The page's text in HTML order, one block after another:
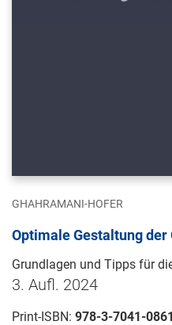
GHAHRAMANI-HOFER
Optimale Gestaltung der
Grundlagen und Tipps für
3. Aufl. 2024
Print-ISBN: 978-3-7041-